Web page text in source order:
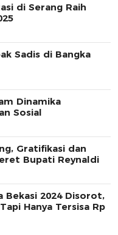
di Serang Raih
Sadis di Bangka
Dinamika
Sosial
Gratifikasi dan
Bupati Reynaldi
Bekasi 2024 Disorot,
Hanya Tersisa Rp